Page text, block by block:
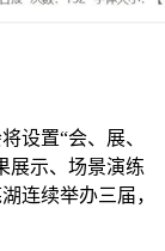
设置“会、展、
展示、场景演练
连续举办三届，